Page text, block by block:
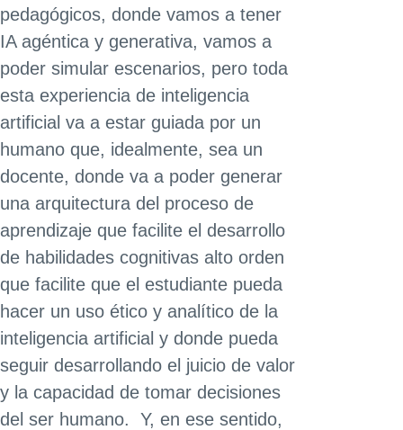
pedagógicos, donde vamos a tener
IA agéntica y generativa, vamos a
poder simular escenarios, pero toda
esta experiencia de inteligencia
artificial va a estar guiada por un
humano que, idealmente, sea un
docente, donde va a poder generar
una arquitectura del proceso de
aprendizaje que facilite el desarrollo
de habilidades cognitivas alto orden
que facilite que el estudiante pueda
hacer un uso ético y analítico de la
inteligencia artificial y donde pueda
seguir desarrollando el juicio de valor
y la capacidad de tomar decisiones
del ser humano. Y, en ese sentido,